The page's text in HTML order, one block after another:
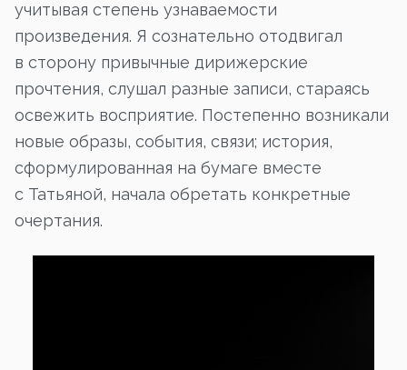
учитывая степень узнаваемости
произведения. Я сознательно отодвигал
в сторону привычные дирижерские
прочтения, слушал разные записи, стараясь
освежить восприятие. Постепенно возникали
новые образы, события, связи; история,
сформулированная на бумаге вместе
с Татьяной, начала обретать конкретные
очертания.